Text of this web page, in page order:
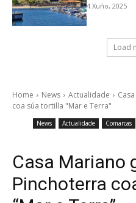
4 Xuño, 2025
Load